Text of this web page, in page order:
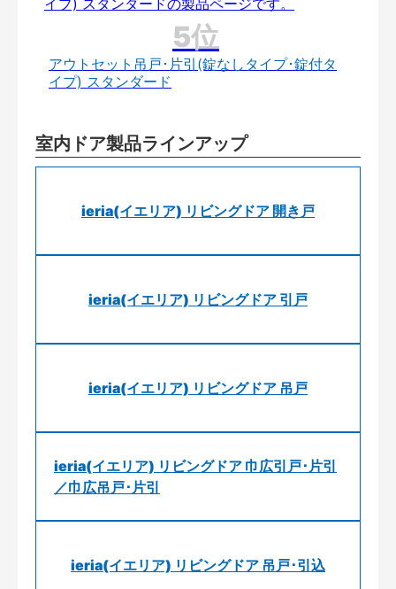
アウトセット吊戸･片引(錠なしタイプ･錠付タ
イプ) スタンダード
室内ドア製品ラインアップ
ieria(イエリア) リビングドア 開き戸
ieria(イエリア) リビングドア 引戸
ieria(イエリア) リビングドア 吊戸
ieria(イエリア) リビングドア 巾広引戸･片引
／巾広吊戸･片引
ieria(イエリア) リビングドア 吊戸･引込